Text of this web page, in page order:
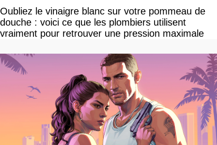
Oubliez le vinaigre blanc sur votre pommeau de
douche : voici ce que les plombiers utilisent
vraiment pour retrouver une pression maximale